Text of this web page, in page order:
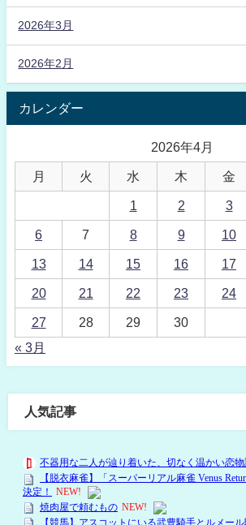
2026年3月
2026年2月
カレンダー
2026年4月
月 火 水 木 金
1 2 3
6 7 8 9 10
13 14 15 16 17
20 21 22 23 24
27 28 29
30
« 3月
人気記事